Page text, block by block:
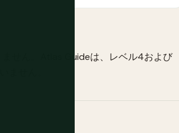
せん。Atlas Guideは、レベル4および
ません。